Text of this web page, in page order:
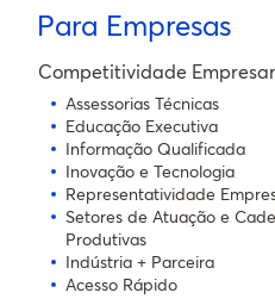
Para Empresas
Competitividade
Assessorias Técnicas
Educação Executiva
Informação Qualificada
Inovação e Tecnologia
Representatividade
Setores de Atuação e
Produtivas
Indústria + Parceira
Acesso Rápido